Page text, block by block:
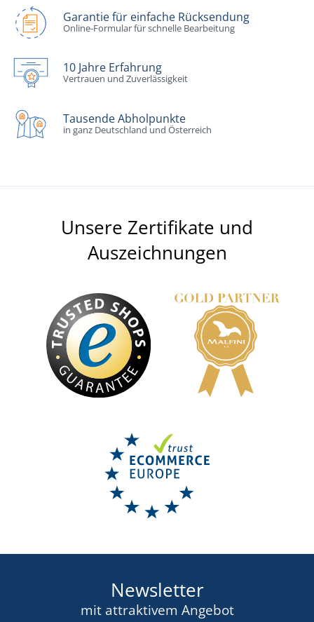
Garantie für einfache Rücksendung
Online-Formular für schnelle Bearbeitung
10 Jahre Erfahrung
Vertrauen und Zuverlässigkeit
Tausende Abholpunkte
in ganz Deutschland und Österreich
Unsere Zertifikate und
Auszeichnungen
Newsletter
mit attraktivem Angebot